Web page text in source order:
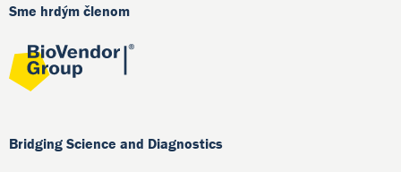
Sme hrdým členom
Bridging Science and Diagnostics